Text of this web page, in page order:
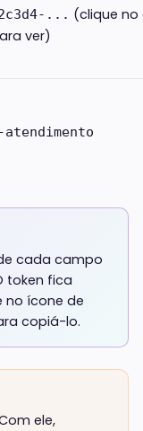
... (clique no
ver)
atendimento
cada campo
token fica
no ícone de
copiá-lo.
ele,